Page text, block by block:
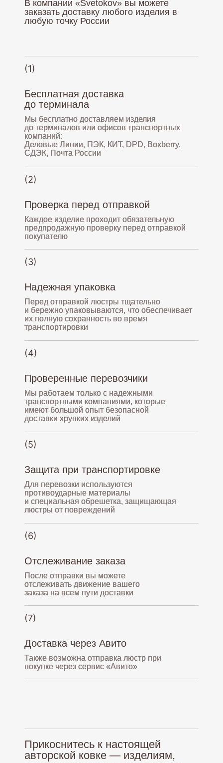
Также возможна отправка люстр при
покупке через сервис «Авито»
После отправки вы можете
отслеживать движение вашего
заказа на всем пути доставки
Для перевозки используются
противоударные материалы
и специальная обрешетка, защищающая
люстры от повреждений
Мы работаем только с надежными
транспортными компаниями, которые
имеют большой опыт безопасной
доставки хрупких изделий
Перед отправкой люстры тщательно
и бережно упаковываются, что обеспечивает
их полную сохранность во время
транспортировки
Каждое изделие проходит обязательную
предпродажную проверку перед отправкой
покупателю
Мы бесплатно доставляем изделия
до терминалов или офисов транспортных
компаний:
Деловые Линии, ПЭК, КИТ, DPD, Boxberry,
СДЭК, Почта России
Доставка через Авито
Отслеживание заказа
Защита при транспортировке
Проверенные перевозчики
Надежная упаковка
Проверка перед отправкой
Бесплатная доставка
до терминала
(7)
(6)
(5)
(4)
(3)
(2)
(1)
В компании «Svetokov» вы можете
заказать доставку любого изделия в
любую точку России
Прикоснитесь к настоящей
авторской ковке — изделиям,
Монтаж
О нас
Кованые люстры
по всей России
9.00-21.00 (МСК)
+7(903)347-10-56